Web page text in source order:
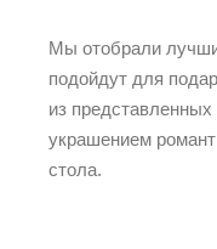
Мы отобрали
подойдут для
из
украшением
стола.